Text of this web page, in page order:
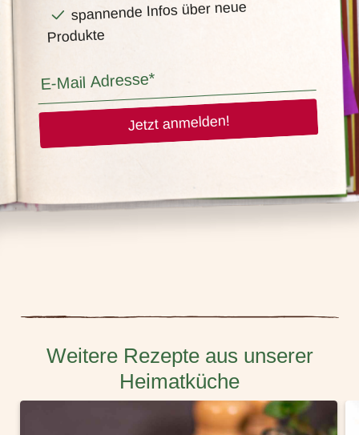
spannende Infos über neue
Produkte
Jetzt anmelden!
Weitere Rezepte aus unserer
Heimatküche